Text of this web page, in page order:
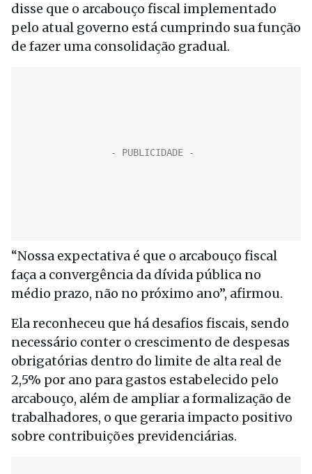
disse que o arcabouço fiscal implementado
pelo atual governo está cumprindo sua função
de fazer uma consolidação gradual.
“Nossa expectativa é que o arcabouço fiscal
faça a convergência da dívida pública no
médio prazo, não no próximo ano”, afirmou.
Ela reconheceu que há desafios fiscais, sendo
necessário conter o crescimento de despesas
obrigatórias dentro do limite de alta real de
2,5% por ano para gastos estabelecido pelo
arcabouço, além de ampliar a formalização de
trabalhadores, o que geraria impacto positivo
sobre contribuições previdenciárias.